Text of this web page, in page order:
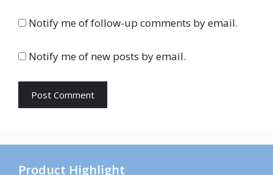
Notify me of follow-up comments by email.
Notify me of new posts by email.
Product Highlight